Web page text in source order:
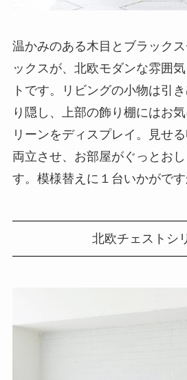
温かみのある木目とブラック
ックスが、北欧モダンな雰囲
トです。リビングの小物は引
り隠し、上部の飾り棚にはお
リーンをディスプレイ。見せ
両立させ、お部屋がぐっとお
す。模様替えに１台いかがです
北欧チェストシ